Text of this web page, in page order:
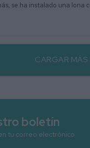
se ha instalado una lona
CARGAR MÁS
boletín
tu correo electrónico